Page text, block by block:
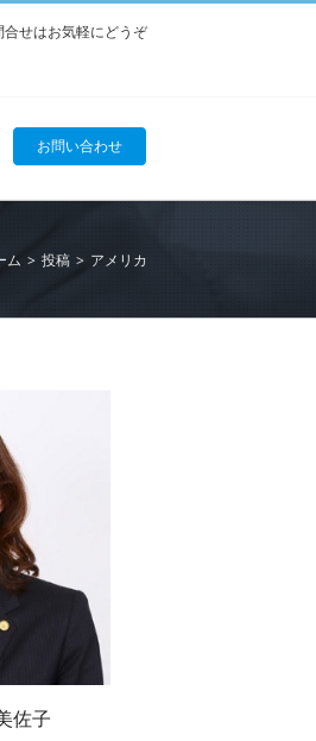
合せはお気軽にどうぞ
お問い合わせ
ム > 投稿 > アメリカ
佐子